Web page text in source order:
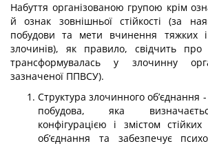
Набуття організованою групою крім
й ознак зовнішньої стійкості (за
побудови та мети вчинення тяжких
злочинів), як правило, свідчить
трансформувалась у зло­чинну
зазначеної ППВСУ).
Структура злочинного об’єднання
побудова, яка
конфігурацією і змістом стійких
об’єднання та забезпечує